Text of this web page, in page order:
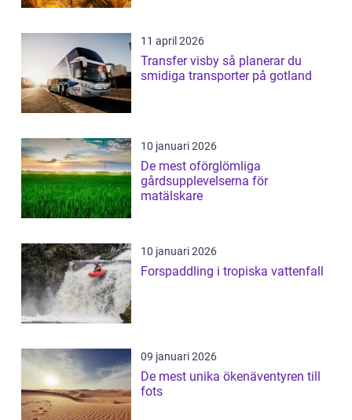
11 april 2026
Transfer visby så planerar du
smidiga transporter på gotland
10 januari 2026
De mest oförglömliga
gårdsupplevelserna för
matälskare
10 januari 2026
Forspaddling i tropiska vattenfall
09 januari 2026
De mest unika ökenäventyren till
fots